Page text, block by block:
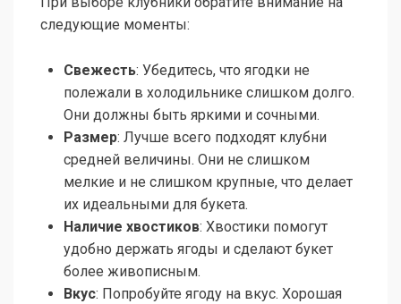
следующие моменты:
Свежесть: Убедитесь, что ягодки не
полежали в холодильнике слишком долго.
Они должны быть яркими и сочными.
Размер: Лучше всего подходят клубни
средней величины. Они не слишком
мелкие и не слишком крупные, что делает
их идеальными для букета.
Наличие хвостиков: Хвостики помогут
удобно держать ягоды и сделают букет
более живописным.
Вкус: Попробуйте ягоду на вкус. Хорошая